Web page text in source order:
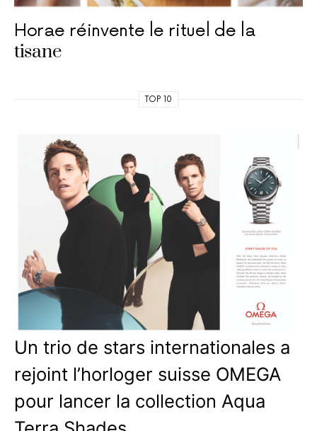
Horae réinvente le rituel de la
tisane
TOP 10
Un trio de stars internationales a
rejoint l’horloger suisse OMEGA
pour lancer la collection Aqua